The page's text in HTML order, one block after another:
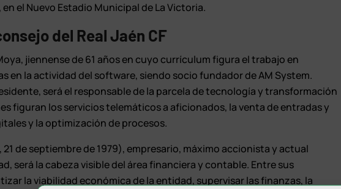
el Nuevo Estadio Municipal de La Victoria.
del Real Jaén CF
jiennense de 61 años en cuyo currículum figura el trabajo en
en la actividad del software, siendo socio fundador de AM System.
será el responsable de la parcela de tecnología y transformación
figuran los servicios telemáticos a aficionados, la venta de entradas y
y la optimización de procesos.
21 de septiembre de 1979), empresario, máximo accionista y actual
será la cabeza visible del área financiera y contable. Entre sus
la viabilidad económica de la entidad, supervisar las finanzas, la